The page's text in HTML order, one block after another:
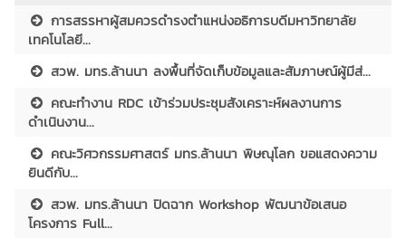
การสรรหาผู้สมควรดำรงตำแหน่งอธิการบดีมหาวิทยาลัย
เทคโนโลยี...
สวพ. มทร.ล้านนา ลงพื้นที่จัดเก็บข้อมูลและสัมภาษณ์ผู้มีส่...
คณะทำงาน RDC เข้าร่วมประชุมสังเคราะห์ผลงานการ
ดำเนินงาน...
คณะวิศวกรรมศาสตร์ มทร.ล้านนา พิษณุโลก ขอแสดงความ
ยินดีกับ...
สวพ. มทร.ล้านนา ปิดฉาก Workshop พัฒนาข้อเสนอ
โครงการ Full...